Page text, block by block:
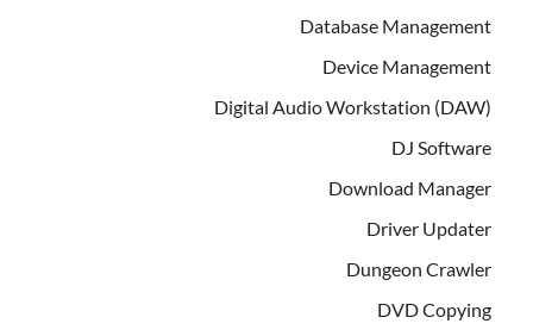
Database Management
Device Management
Digital Audio Workstation (DAW)
DJ Software
Download Manager
Driver Updater
Dungeon Crawler
DVD Copying